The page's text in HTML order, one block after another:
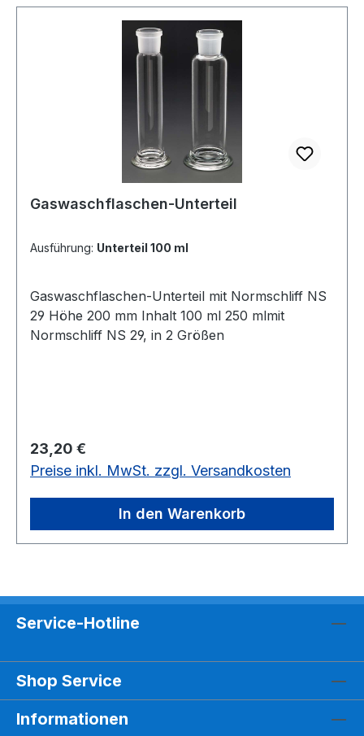
Gaswaschflaschen-Unterteil
Ausführung: Unterteil 100 ml
Gaswaschflaschen-Unterteil mit Normschliff NS
29 Höhe 200 mm Inhalt 100 ml 250 mlmit
Normschliff NS 29, in 2 Größen
Regulärer Preis:
23,20 €
Preise inkl. MwSt. zzgl. Versandkosten
In den Warenkorb
Service-Hotline
Shop Service
Informationen